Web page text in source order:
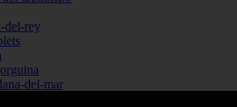
del-rey
del-mar